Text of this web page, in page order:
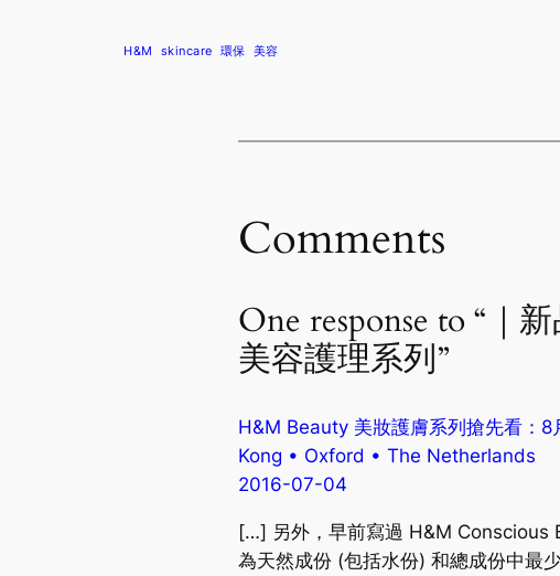
H&M skincare 環保 美容
Comments
One response to “｜
美容護理系列”
H&M Beauty 美妝護膚系列搶先看：
Kong • Oxford • The Netherlands
2016-07-04
[…] 另外，早前寫過 H&M Conscious
為天然成份 (包括水份) 和總成份中最